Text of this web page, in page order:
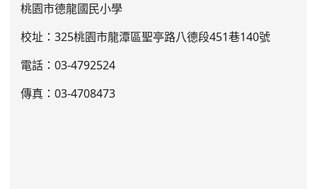
桃園市德龍國民小學
校址：325桃園市龍潭區聖亭路八德段451巷140號
電話：03-4792524
傳真：03-4708473